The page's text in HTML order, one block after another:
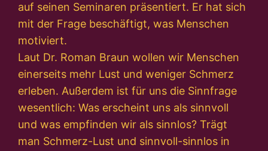
auf seinen Seminaren präsentiert. Er hat sich
mit der Frage beschäftigt, was Menschen
motiviert.
Laut Dr. Roman Braun wollen wir Menschen
einerseits mehr Lust und weniger Schmerz
erleben. Außerdem ist für uns die Sinnfrage
wesentlich: Was erscheint uns als sinnvoll
und was empfinden wir als sinnlos? Trägt
man Schmerz-Lust und sinnvoll-sinnlos in